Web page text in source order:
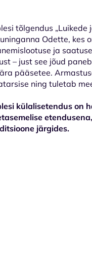
tõlgendus
Odette,
ja
– just see jõud
pääsetee.
ning tuletab
külalisetendus on
järgides.